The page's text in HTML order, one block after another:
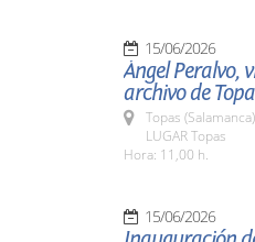
15/06/2026
Ángel Peralvo,
archivo de
Topas (Salamanca)
LUGAR Topas
Hora: 11,00 h.
15/06/2026